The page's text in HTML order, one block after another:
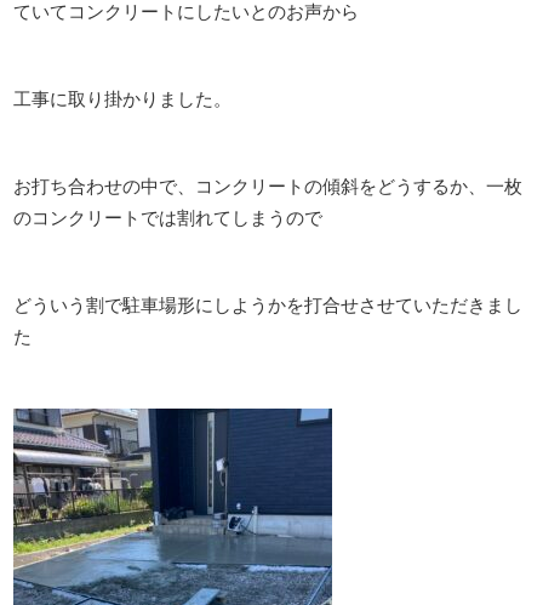
ていてコンクリートにしたいとのお声から
工事に取り掛かりました。
お打ち合わせの中で、コンクリートの傾斜をどうするか、一枚
のコンクリートでは割れてしまうので
どういう割で駐車場形にしようかを打合せさせていただきまし
た